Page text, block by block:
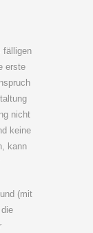
fälligen
erste
nicht
keine
kann
(mit